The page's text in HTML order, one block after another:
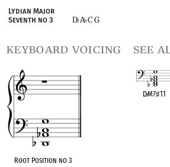
Lydian Major
Seventh no 3
D♭A♭C G
keyboard voicing
Root Position no 3
see
D♭M7♯11